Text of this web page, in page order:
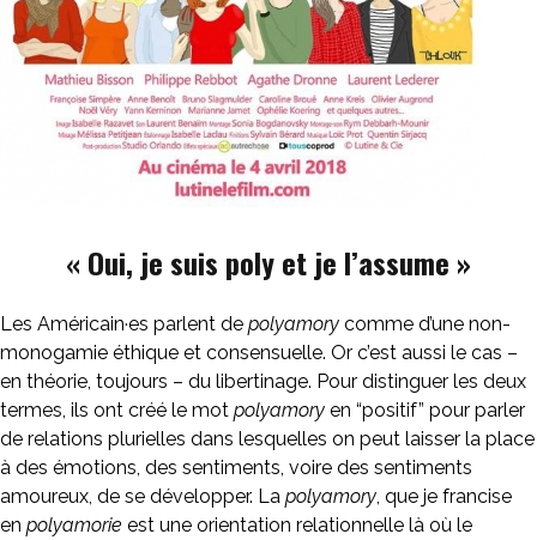
« Oui, je suis poly et je l’assume »
Les Américain·es parlent de polyamory comme d’une non-
monogamie éthique et consensuelle. Or c’est aussi le cas –
en théorie, toujours – du libertinage. Pour distinguer les deux
termes, ils ont créé le mot polyamory en “positif” pour parler
de relations plurielles dans lesquelles on peut laisser la place
à des émotions, des sentiments, voire des sentiments
amoureux, de se développer. La polyamory, que je francise
en polyamorie est une orientation relationnelle là où le